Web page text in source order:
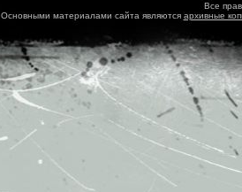
Все
Основными материалами сайта являются архивные